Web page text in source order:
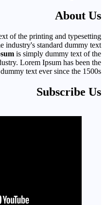
About Us
of the printing and typesetting
industry's standard dummy text
is simply dummy text of the
Lorem Ipsum has been the
text ever since the 1500s,
Subscribe Us